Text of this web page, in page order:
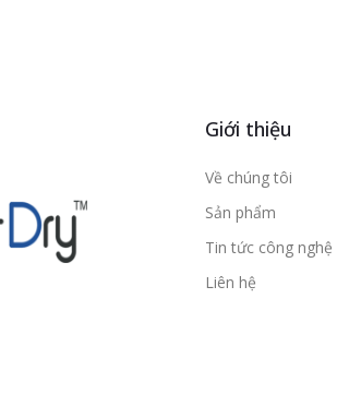
Giới thiệu
Về chúng tôi
Sản phẩm
Tin tức công nghệ
Liên hệ